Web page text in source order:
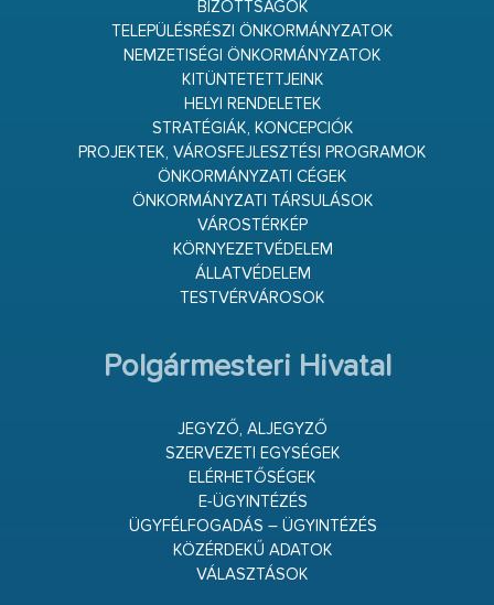
BIZOTTSÁGOK
TELEPÜLÉSRÉSZI ÖNKORMÁNYZATOK
NEMZETISÉGI ÖNKORMÁNYZATOK
KITÜNTETETTJEINK
HELYI RENDELETEK
STRATÉGIÁK, KONCEPCIÓK
PROJEKTEK, VÁROSFEJLESZTÉSI PROGRAMOK
ÖNKORMÁNYZATI CÉGEK
ÖNKORMÁNYZATI TÁRSULÁSOK
VÁROSTÉRKÉP
KÖRNYEZETVÉDELEM
ÁLLATVÉDELEM
TESTVÉRVÁROSOK
Polgármesteri Hivatal
JEGYZŐ, ALJEGYZŐ
SZERVEZETI EGYSÉGEK
ELÉRHETŐSÉGEK
E-ÜGYINTÉZÉS
ÜGYFÉLFOGADÁS – ÜGYINTÉZÉS
KÖZÉRDEKŰ ADATOK
VÁLASZTÁSOK